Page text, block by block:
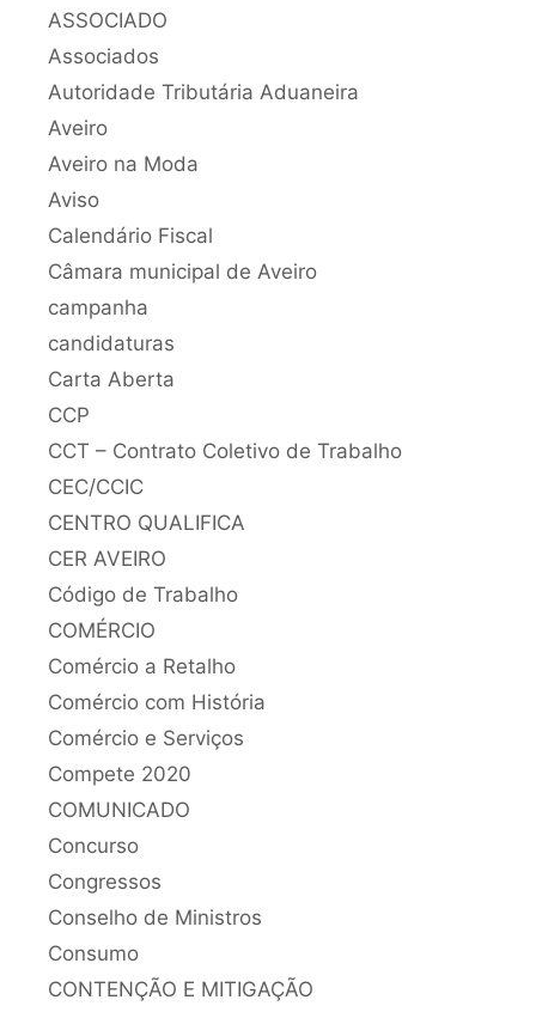
ASSOCIADO
Associados
Autoridade Tributária Aduaneira
Aveiro
Aveiro na Moda
Aviso
Calendário Fiscal
Câmara municipal de Aveiro
campanha
candidaturas
Carta Aberta
CCP
CCT – Contrato Coletivo de Trabalho
CEC/CCIC
CENTRO QUALIFICA
CER AVEIRO
Código de Trabalho
COMÉRCIO
Comércio a Retalho
Comércio com História
Comércio e Serviços
Compete 2020
COMUNICADO
Concurso
Congressos
Conselho de Ministros
Consumo
CONTENÇÃO E MITIGAÇÃO